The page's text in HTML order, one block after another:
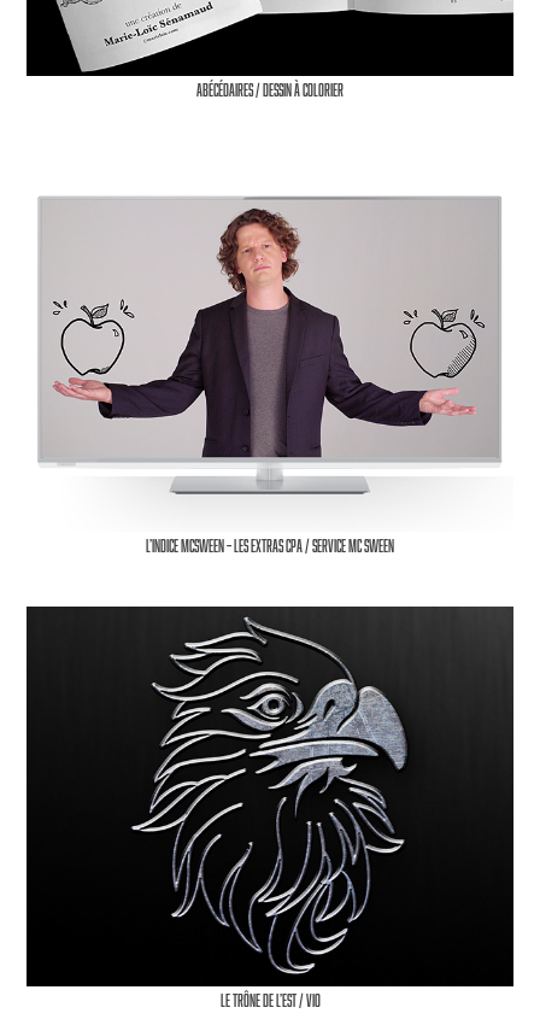
Abécédaires / Dessin à colorier
L’indice McSween – Les extras CPA / Service Mc Sween
Le trône de l’est / VIO